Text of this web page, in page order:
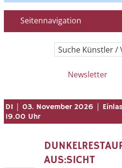
Seitennavigation
Suche Künstler /
Newsletter
DI | 03. November 2026 |
19.00 Uhr
AUS:SICHT